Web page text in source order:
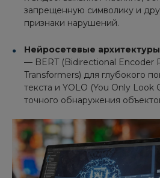
запрещенную символику и
признаки нарушений.
Нейросетевые
— BERT (Bidirectional Encoder
Transformers) для глубокого
текста и YOLO (You Only Look
точного обнаружения